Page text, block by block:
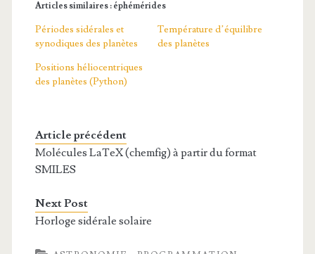
Articles similaires : éphémérides
Périodes sidérales et
synodiques des planètes
Température d’équilibre
des planètes
Positions héliocentriques
des planètes (Python)
Article précédent
Molécules LaTeX (chemfig) à partir du format
SMILES
Next Post
Horloge sidérale solaire